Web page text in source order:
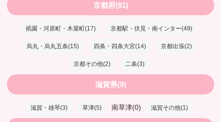
京都府(81)
祇園・河原町・木屋町(17) 京都駅・伏見・南インター(49)
烏丸・烏丸五条(15) 四条・四条大宮(14) 京都出張(2)
京都その他(2) 二条(3)
滋賀県(9)
滋賀・雄琴(3) 草津(5) 南草津(0) 滋賀その他(1)